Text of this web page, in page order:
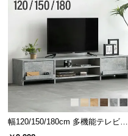
幅120/150/180cm 多機能テレビボ
ード 木目/石目調 オープン収納・